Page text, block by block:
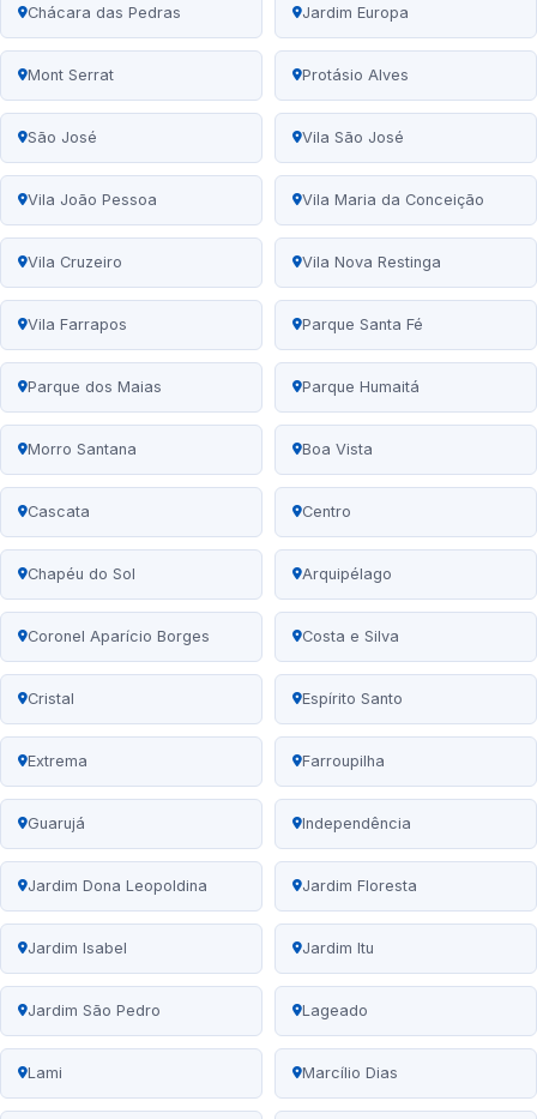
Chácara das Pedras Jardim Europa
Mont Serrat Protásio Alves
São José Vila São José
Vila João Pessoa Vila Maria da Conceição
Vila Cruzeiro Vila Nova Restinga
Vila Farrapos Parque Santa Fé
Parque dos Maias Parque Humaitá
Morro Santana Boa Vista
Cascata Centro
Chapéu do Sol Arquipélago
Coronel Aparício Borges Costa e Silva
Cristal Espírito Santo
Extrema Farroupilha
Guarujá Independência
Jardim Dona Leopoldina Jardim Floresta
Jardim Isabel Jardim Itu
Jardim São Pedro Lageado
Lami Marcílio Dias